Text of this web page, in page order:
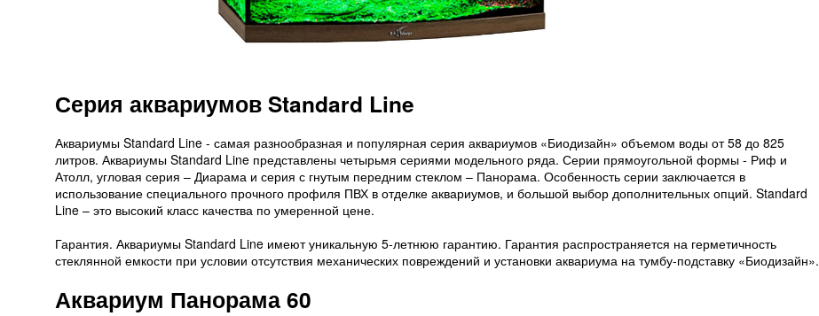
Серия аквариумов Standard Line
Аквариумы Standard Line - самая разнообразная и популярная серия аквариумов «Биодизайн» объемом воды от 58 до 825
литров. Аквариумы Standard Line представлены четырьмя сериями модельного ряда. Серии прямоугольной формы - Риф и
Атолл, угловая серия – Диарама и серия с гнутым передним стеклом – Панорама. Особенность серии заключается в
использование специального прочного профиля ПВХ в отделке аквариумов, и большой выбор дополнительных опций. Standard
Line – это высокий класс качества по умеренной цене.
Гарантия. Аквариумы Standard Line имеют уникальную 5-летнюю гарантию. Гарантия распространяется на герметичность
стеклянной емкости при условии отсутствия механических повреждений и установки аквариума на тумбу-подставку «Биодизайн».
Аквариум Панорама 60